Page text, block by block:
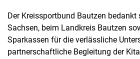
Der Kreissportbund Bautzen
Sachsen, beim Landkreis Bautzen
Sparkassen für die verlässliche
partnerschaftliche Begleitung der